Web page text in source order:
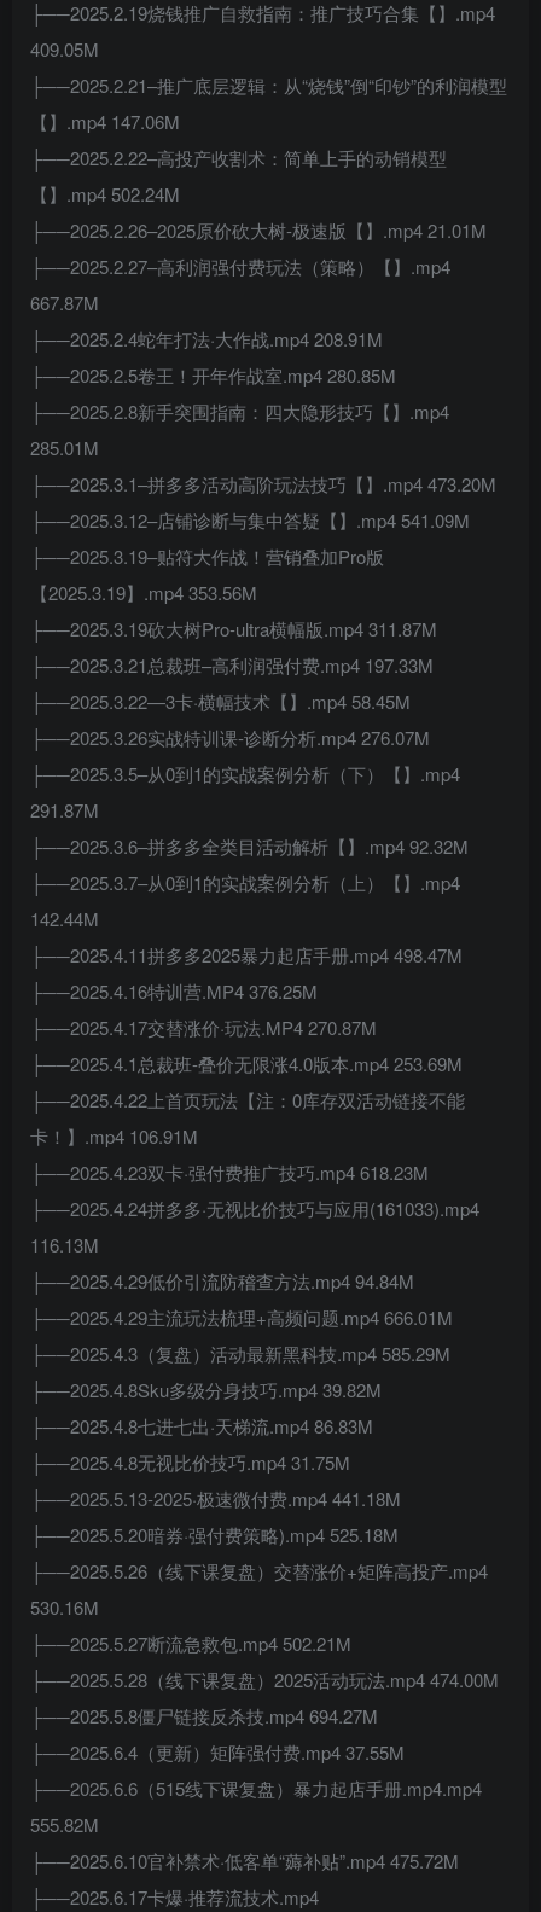
├──2025.2.19烧钱推广自救指南：推广技巧合集【】.mp4
409.05M
├──2025.2.21–推广底层逻辑：从“烧钱”倒“印钞”的利润模型
【】.mp4 147.06M
├──2025.2.22–高投产收割术：简单上手的动销模型
【】.mp4 502.24M
├──2025.2.26–2025原价砍大树-极速版【】.mp4 21.01M
├──2025.2.27–高利润强付费玩法（策略）【】.mp4
667.87M
├──2025.2.4蛇年打法·大作战.mp4 208.91M
├──2025.2.5卷王！开年作战室.mp4 280.85M
├──2025.2.8新手突围指南：四大隐形技巧【】.mp4
285.01M
├──2025.3.1–拼多多活动高阶玩法技巧【】.mp4 473.20M
├──2025.3.12–店铺诊断与集中答疑【】.mp4 541.09M
├──2025.3.19–贴符大作战！营销叠加Pro版
【2025.3.19】.mp4 353.56M
├──2025.3.19砍大树Pro-ultra横幅版.mp4 311.87M
├──2025.3.21总裁班–高利润强付费.mp4 197.33M
├──2025.3.22—3卡·横幅技术【】.mp4 58.45M
├──2025.3.26实战特训课-诊断分析.mp4 276.07M
├──2025.3.5–从0到1的实战案例分析（下）【】.mp4
291.87M
├──2025.3.6–拼多多全类目活动解析【】.mp4 92.32M
├──2025.3.7–从0到1的实战案例分析（上）【】.mp4
142.44M
├──2025.4.11拼多多2025暴力起店手册.mp4 498.47M
├──2025.4.16特训营.MP4 376.25M
├──2025.4.17交替涨价·玩法.MP4 270.87M
├──2025.4.1总裁班-叠价无限涨4.0版本.mp4 253.69M
├──2025.4.22上首页玩法【注：0库存双活动链接不能
卡！】.mp4 106.91M
├──2025.4.23双卡·强付费推广技巧.mp4 618.23M
├──2025.4.24拼多多·无视比价技巧与应用(161033).mp4
116.13M
├──2025.4.29低价引流防稽查方法.mp4 94.84M
├──2025.4.29主流玩法梳理+高频问题.mp4 666.01M
├──2025.4.3（复盘）活动最新黑科技.mp4 585.29M
├──2025.4.8Sku多级分身技巧.mp4 39.82M
├──2025.4.8七进七出·天梯流.mp4 86.83M
├──2025.4.8无视比价技巧.mp4 31.75M
├──2025.5.13-2025·极速微付费.mp4 441.18M
├──2025.5.20暗券·强付费策略).mp4 525.18M
├──2025.5.26（线下课复盘）交替涨价+矩阵高投产.mp4
530.16M
├──2025.5.27断流急救包.mp4 502.21M
├──2025.5.28（线下课复盘）2025活动玩法.mp4 474.00M
├──2025.5.8僵尸链接反杀技.mp4 694.27M
├──2025.6.4（更新）矩阵强付费.mp4 37.55M
├──2025.6.6（515线下课复盘）暴力起店手册.mp4.mp4
555.82M
├──2025.6.10官补禁术·低客单“薅补贴”.mp4 475.72M
├──2025.6.17卡爆·推荐流技术.mp4